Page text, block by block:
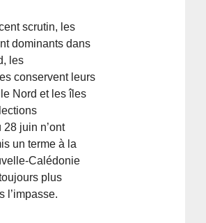
scrutin, les
dominants dans
les
conservent leurs
Nord et les îles
juin n’ont
un terme à la
Calédonie
plus
l’impasse.